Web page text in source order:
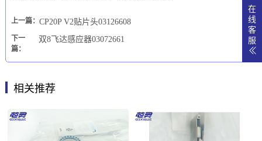
上一篇： CP20P V2贴片头03126608
下一
篇：
双8飞达感应器03072661
相关推荐
在
线
客
服